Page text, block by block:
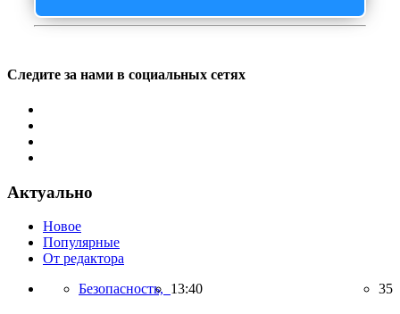
Следите за нами в социальных сетях
Актуально
Новое
Популярные
От редактора
Безопасность, 13:40 35